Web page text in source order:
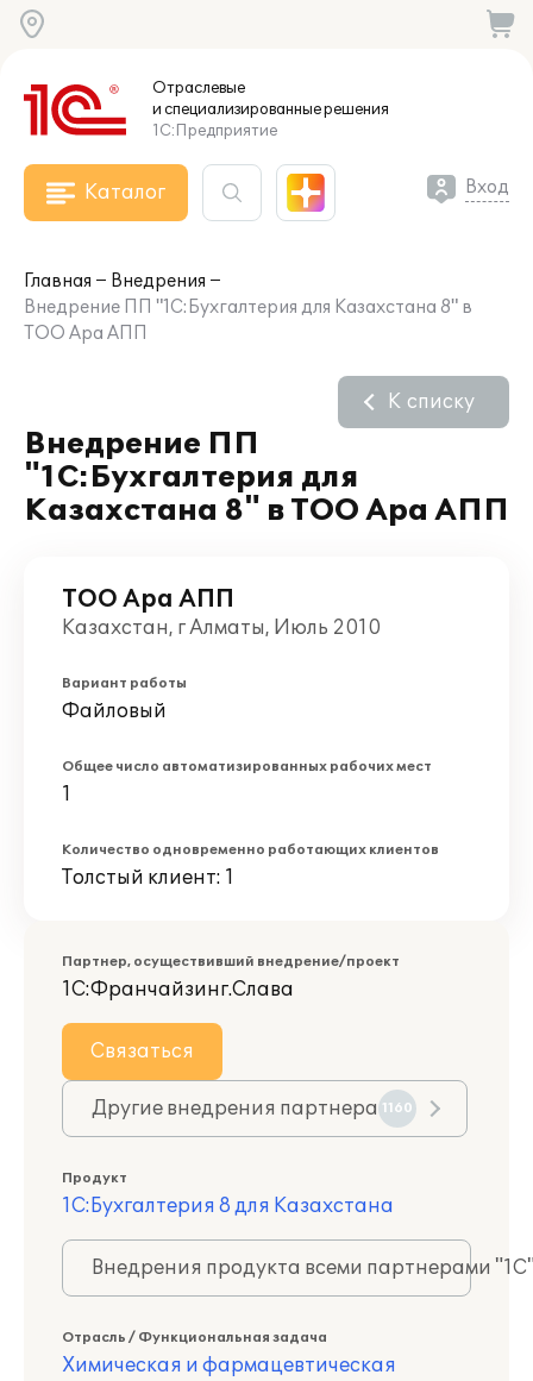
Отраслевые
и специализированныерешения
1С:Предприятие
Каталог Вход
Главная
Внедрения
Внедрение ПП "1С:Бухгалтерия для Казахстана 8" в
ТОО Ара АПП
Внедрение ПП
"1С:Бухгалтерия для
Казахстана 8" в ТОО Ара АПП
К списку
ТОО Ара АПП
Казахстан, г Алматы, Июль 2010
Вариант работы
Файловый
Общее число автоматизированных рабочих мест
1
Количество одновременно работающих клиентов
Толстый клиент: 1
Партнер, осуществивший внедрение/проект
1С:Франчайзинг.Слава
Связаться
Другие внедрения партнера 1160
Продукт
1С:Бухгалтерия 8 для Казахстана
Внедрения продукта всеми партнерами
Отрасль / Функциональная задача
Химическая и фармацевтическая